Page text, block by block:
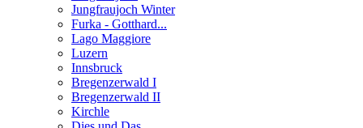
Jungfraujoch Winter
Furka - Gotthard...
Lago Maggiore
Luzern
Innsbruck
Bregenzerwald I
Bregenzerwald II
Kirchle